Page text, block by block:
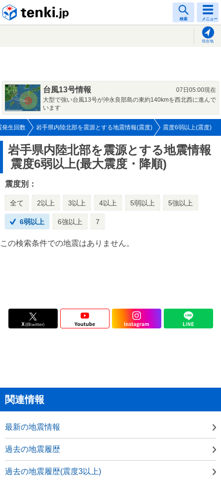
検索 メニュー
現在地
台風13号情報
07日05:00現在
大型で強い台風13号が沖永良部島の東約140kmを西北西に進んで
います
発生回数 岩手県内陸北部を震源とする地震情報(震度) 震度6弱以上(震度)
岩手県内陸北部を震源とする地震情報
震度6弱以上(最大震度・降順)
震度別：
全て 2以上 3以上 4以上 5弱以上 5強以上
6弱以上 6強以上 7
この検索条件での地震はありません。
関連情報
最新の地震情報
過去の地震履歴
過去の地震履歴(震度3以上)